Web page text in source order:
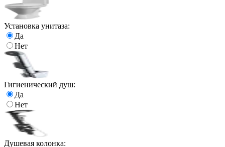
Установка унитаза:
Да
Нет
Гигиенический душ:
Да
Нет
Душевая колонка: